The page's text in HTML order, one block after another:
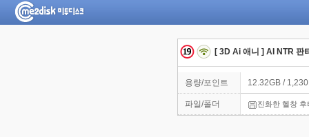
[ 3D Ai 애니 ] AI NTR 판
용량/포인트 12.32GB /
파일/폴더 진화한 헬창